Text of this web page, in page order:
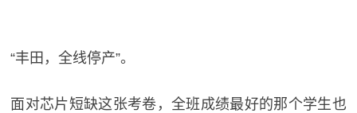
“丰田，全线停产”。
面对芯片短缺这张考卷，全班成绩最好的那个学生也